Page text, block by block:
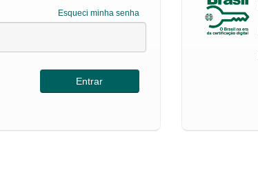
Esqueci minha senha